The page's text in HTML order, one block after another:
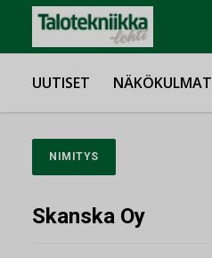
UUTISET NÄKÖKULMAT
NIMITYS
Skanska Oy